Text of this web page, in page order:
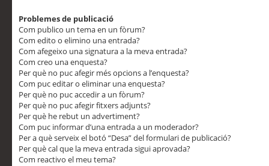
Problemes de publicació
Com publico un tema en un fòrum?
Com edito o elimino una entrada?
Com afegeixo una signatura a la meva entrada?
Com creo una enquesta?
Per què no puc afegir més opcions a l’enquesta?
Com puc editar o eliminar una enquesta?
Per què no puc accedir a un fòrum?
Per què no puc afegir fitxers adjunts?
Per què he rebut un advertiment?
Com puc informar d’una entrada a un moderador?
Per a què serveix el botó “Desa” del formulari de publicació?
Per què cal que la meva entrada sigui aprovada?
Com reactivo el meu tema?